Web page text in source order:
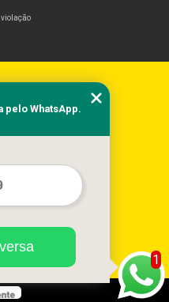
1
pelo WhatsApp.